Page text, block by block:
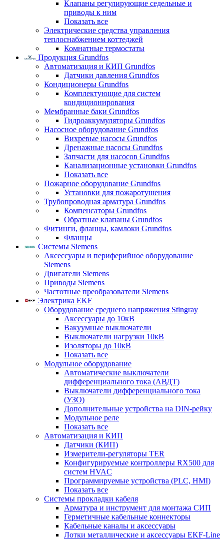
Клапаны регулирующие седельные и
приводы к ним
Показать все
Электрические средства управления
теплоснабжением коттеджей
Комнатные термостаты
Продукция Grundfos
Автоматизация и КИП Grundfos
Датчики давления Grundfos
Кондиционеры Grundfos
Комплектующие для систем
кондиционирования
Мембранные баки Grundfos
Гидроаккумуляторы Grundfos
Насосное оборудование Grundfos
Вихревые насосы Grundfos
Дренажные насосы Grundfos
Запчасти для насосов Grundfos
Канализационные установки Grundfos
Показать все
Пожарное оборудование Grundfos
Установки для пожаротушения
Трубопроводная арматура Grundfos
Компенсаторы Grundfos
Обратные клапаны Grundfos
Фитинги, фланцы, камлоки Grundfos
Фланцы
Системы Siemens
Аксессуары и периферийное оборудование
Siemens
Двигатели Siemens
Приводы Siemens
Частотные преобразователи Siemens
Электрика EKF
Оборудование среднего напряжения Stingray
Аксессуары до 10кВ
Вакуумные выключатели
Выключатели нагрузки 10кВ
Изоляторы до 10кВ
Показать все
Модульное оборудование
Автоматические выключатели
дифференциального тока (АВДТ)
Выключатели дифференциального тока
(УЗО)
Дополнительные устройства на DIN-рейку
Модульное реле
Показать все
Автоматизация и КИП
Датчики (КИП)
Измерители-регуляторы TER
Конфигурируемые контроллеры RX500 для
систем HVAC
Программируемые устройства (PLC, HMI)
Показать все
Системы прокладки кабеля
Арматура и инструмент для монтажа СИП
Герметичные кабельные коннекторы
Кабельные каналы и аксессуары
Лотки металлические и аксессуары EKF-Line